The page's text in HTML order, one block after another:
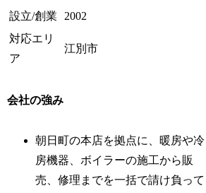
設立/創業
2002
対応エリ
ア
江別市
会社の強み
朝日町の本店を拠点に、暖房や冷
房機器、ボイラーの施工から販
売、修理までを一括で請け負って